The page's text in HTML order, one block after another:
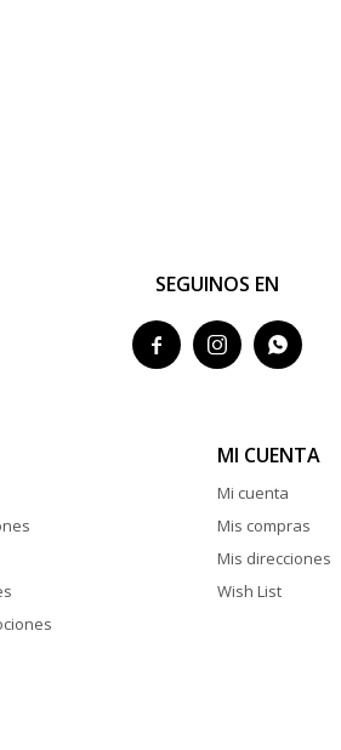
SEGUINOS EN
  
MI CUENTA
Mi cuenta
Mis compras
Mis direcciones
Wish List